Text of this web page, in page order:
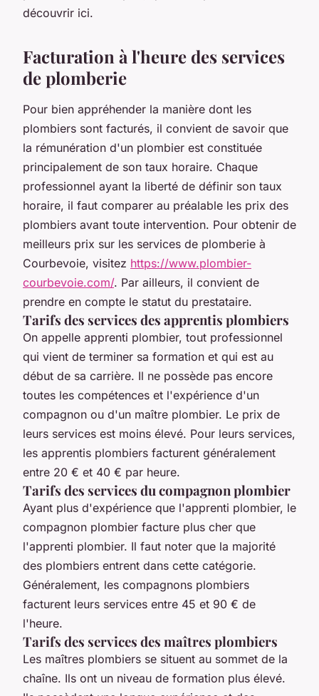
découvrir ici.
Facturation à l'heure des services
de plomberie
Pour bien appréhender la manière dont les
plombiers sont facturés, il convient de savoir que
la rémunération d'un plombier est constituée
principalement de son taux horaire. Chaque
professionnel ayant la liberté de définir son taux
horaire, il faut comparer au préalable les prix des
plombiers avant toute intervention. Pour obtenir de
meilleurs prix sur les services de plomberie à
Courbevoie, visitez https://www.plombier-
courbevoie.com/. Par ailleurs, il convient de
prendre en compte le statut du prestataire.
Tarifs des services des apprentis plombiers
On appelle apprenti plombier, tout professionnel
qui vient de terminer sa formation et qui est au
début de sa carrière. Il ne possède pas encore
toutes les compétences et l'expérience d'un
compagnon ou d'un maître plombier. Le prix de
leurs services est moins élevé. Pour leurs services,
les apprentis plombiers facturent généralement
entre 20 € et 40 € par heure.
Tarifs des services du compagnon plombier
Ayant plus d'expérience que l'apprenti plombier, le
compagnon plombier facture plus cher que
l'apprenti plombier. Il faut noter que la majorité
des plombiers entrent dans cette catégorie.
Généralement, les compagnons plombiers
facturent leurs services entre 45 et 90 € de
l'heure.
Tarifs des services des maîtres plombiers
Les maîtres plombiers se situent au sommet de la
chaîne. Ils ont un niveau de formation plus élevé.